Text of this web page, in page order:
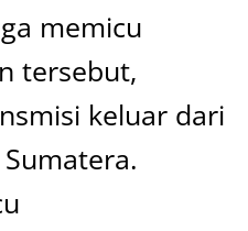
memicu
tersebut,
keluar dari